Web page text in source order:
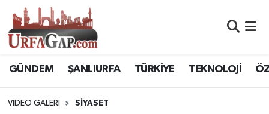
GÜNDEM ŞANLIURFA TÜRKİYE TEKNOLOJİ
VIDEO GALERI SIYASET
Nöbetçi Eczaneler
Hava Durumu
Namaz Vakitleri